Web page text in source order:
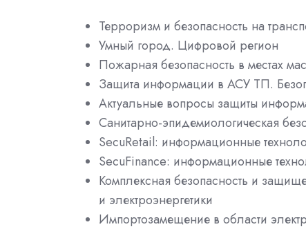
Терроризм и безопасность на
Умный город. Цифровой регион
Пожарная безопасность в местах
Защита информации в АСУ ТП.
Актуальные вопросы защиты
Санитарно-эпидемиологическая
SecuRetail: информационные
SecuFinance: информационные
Комплексная безопасность и
и электроэнергетики
Импортозамещение в области